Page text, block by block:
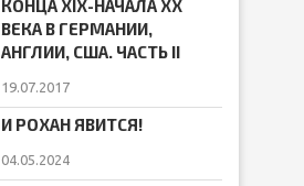
КОНЦА ХIХ-НАЧАЛА ХХ
ВЕКА В ГЕРМАНИИ,
АНГЛИИ, США. ЧАСТЬ II
19.07.2017
И РОХАН ЯВИТСЯ!
04.05.2024